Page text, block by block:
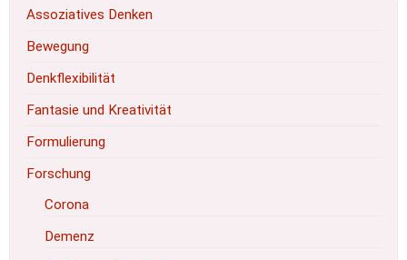
Assoziatives Denken
Bewegung
Denkflexibilität
Fantasie und Kreativität
Formulierung
Forschung
Corona
Demenz